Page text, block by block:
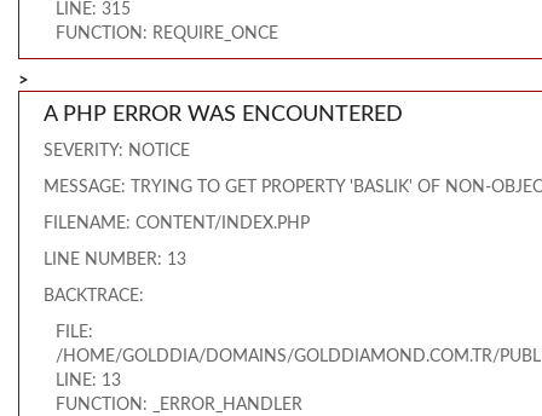
LINE: 315
FUNCTION: REQUIRE_ONCE
>
A PHP ERROR WAS ENCOUNTERED
SEVERITY: NOTICE
MESSAGE: TRYING TO GET PROPERTY 'BASLIK' OF NON-
FILENAME: CONTENT/INDEX.PHP
LINE NUMBER: 13
BACKTRACE:
FILE:
/HOME/GOLDDIA/DOMAINS/GOLDDIAMOND.COM.TR/
LINE: 13
FUNCTION: _ERROR_HANDLER